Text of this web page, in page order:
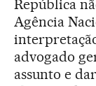
República
Agência
advogado
assunto e